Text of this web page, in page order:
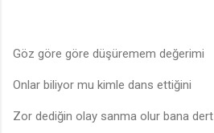
Göz göre göre düşüremem değerimi
Onlar biliyor mu kimle dans ettiğini
Zor dediğin olay sanma olur bana dert